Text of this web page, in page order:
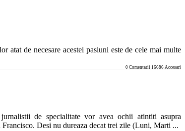
atat de necesare acestei pasiuni este de cele mai multe
0 Comentarii 16686 Accesari
de specialitate vor avea ochii atintiti asupra
Desi nu dureaza decat trei zile (Luni, Marti ...